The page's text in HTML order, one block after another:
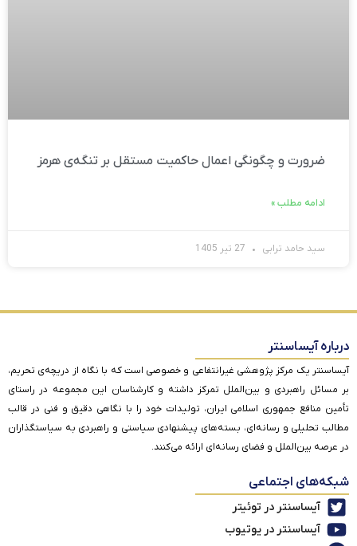
ضرورت و چگونگی اعمال حاکمیت مستقل بر تنگه‌ی هرمز
ادامه مطلب »
سید حامد ترابی
درباره آیساسنتر
آیساسنتر یک مرکز پژوهشی غیرانتفاعی و خصوصی است که با نگاه از دریچه‌ی تحریم،
بر مسائل راهبردی و بین‌الملل تمرکز داشته و کارشناسان این مجموعه در راستای
تأمین منافع جمهوری اسلامی ایران، تولیدات خود را با نگاهی دقیق و فنی در قالب
مطالب تحلیلی و رسانه‌ای، بسته‌های پیشنهادی سیاستی و راهبردی به سیاستگذاران
در عرصه بین‌الملل و فضای رسانه‌ای ارائه می‌کنند.
شبکه‌های اجتماعی
آیساسنتر در توئیتر
آیساسنتر در یوتیوب